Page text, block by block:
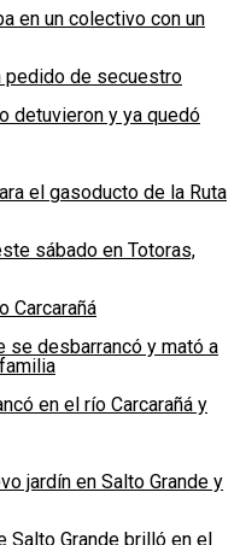
en un colectivo con un
pedido de secuestro
detuvieron y ya quedó
el gasoducto de la Ruta
sábado en Totoras,
Carcarañá
se desbarrancó y mató a
en el río Carcarañá y
jardín en Salto Grande y
Salto Grande brilló en el